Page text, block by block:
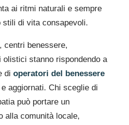
ai ritmi naturali e sempre
stili di vita consapevoli.
centri benessere,
stanno rispondendo a
di operatori del benessere
aggiornati. Chi sceglie di
può portare un
alla comunità locale,